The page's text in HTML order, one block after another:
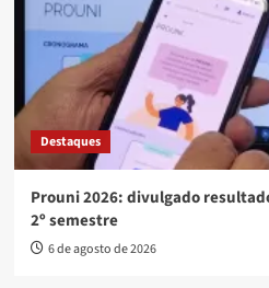
Destaques
Prouni 2026: divulgado
2º semestre
6 de agosto de 2026